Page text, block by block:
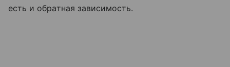
есть и обратная зависимость.